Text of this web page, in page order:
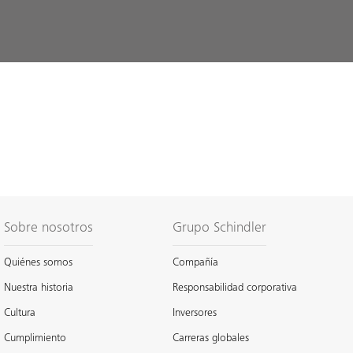
Sobre nosotros
Quiénes somos
Nuestra historia
Cultura
Cumplimiento
Grupo Schindler
Compañía
Responsabilidad corporativa
Inversores
Carreras globales